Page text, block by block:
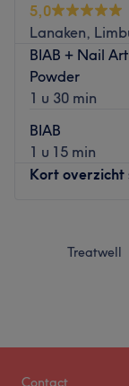
5,0
Lanaken,
BIAB + Nail
Powder
1 u 30 min
BIAB
1 u 15 min
Kort overzicht
Dinsdag
Zondag
Treatwell
Contact